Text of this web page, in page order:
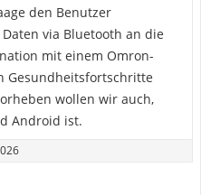
den Benutzer
via Bluetooth an die
mit einem Omron-
Gesundheitsfortschritte
wollen wir auch,
Android ist.